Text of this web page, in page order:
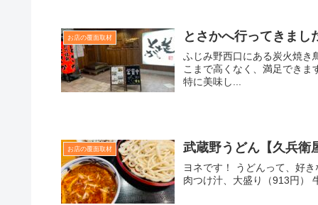
お店の覆面取材 とさかへ行ってきまし
ふじみ野西口にある炭火焼き
こまで高くなく、満足でき
特に美味し...
お店の覆面取材 武蔵野うどん【久兵衛
ヨネです！ うどんって、好
肉つけ汁、大盛り（913円